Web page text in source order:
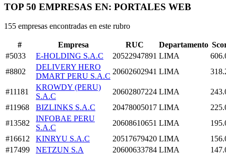
TOP 50 EMPRESAS EN: PORTALES WEB
155 empresas encontradas en este rubro
# Empresa RUC Departamento
#5033
E-HOLDING S.A.C 20522947891 LIMA
#8802
DELIVERY HERO
DMART PERU S.A.C
20602602941 LIMA
#11181
KROWDY (PERU)
S.A.C
20602807224 LIMA
#11968
BIZLINKS S.A.C 20478005017 LIMA
#13582
INFOBAE PERU
S.A.C
20608610651 LIMA
#16612
KINRYU S.A.C 20517679420 LIMA
#17499
NETZUN S.A 20600633784 LIMA